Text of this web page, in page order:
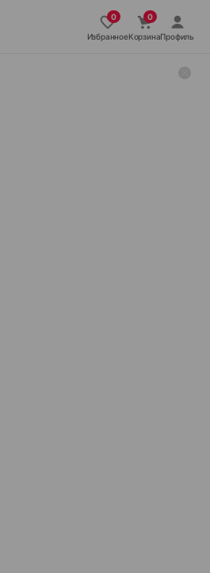
ИзбранноеКорзинаПрофиль